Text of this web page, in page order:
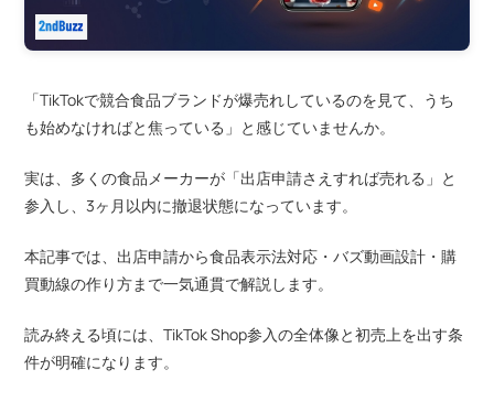
「TikTokで競合食品ブランドが爆売れしているのを見て、うち
も始めなければと焦っている」と感じていませんか。
実は、多くの食品メーカーが「出店申請さえすれば売れる」と
参入し、3ヶ月以内に撤退状態になっています。
本記事では、出店申請から食品表示法対応・バズ動画設計・購
買動線の作り方まで一気通貫で解説します。
読み終える頃には、TikTok Shop参入の全体像と初売上を出す条
件が明確になります。